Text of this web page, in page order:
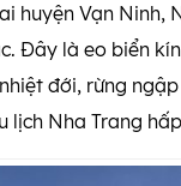
huyện Vạn
Đây là eo biển
đới, rừng
lịch Nha Trang